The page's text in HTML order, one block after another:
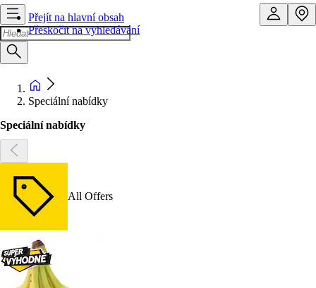
Přejít na hlavní obsah
Přeskočit na vyhledávání
Speciální nabídky
Speciální nabídky
All Offers